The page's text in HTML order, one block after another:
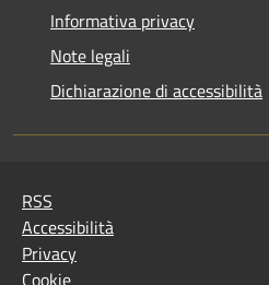
Informativa privacy
Note legali
Dichiarazione di accessibilità
RSS
Accessibilità
Privacy
Cookie